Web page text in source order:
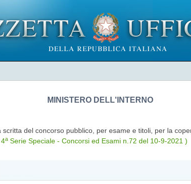
MINISTERO DELL'INTERNO
del concorso pubblico, per esame e titoli, per la
a Serie Speciale - Concorsi ed Esami n.72 del 10-9-2021 )